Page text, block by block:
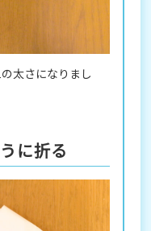
太さになりまし
に折る